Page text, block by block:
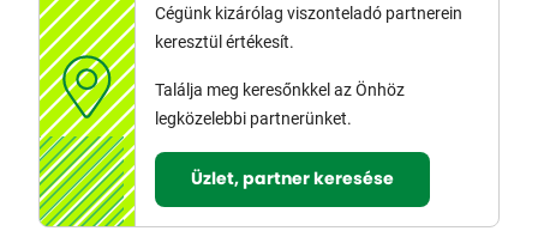
Cégünk kizárólag viszonteladó partnerein
keresztül értékesít.
Találja meg keresőnkkel az Önhöz
legközelebbi partnerünket.
Üzlet, partner keresése